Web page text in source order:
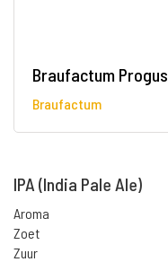
Braufactum
Braufactum
IPA (India Pale Ale)
Aroma
Zoet
Zuur